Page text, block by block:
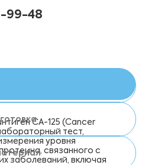
99-48
CA-125 (Cancer
тест,
уровня
связанного с
заболеваний, включая